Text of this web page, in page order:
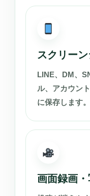
スクリー
LINE、DM、
ル、アカウン
に保存します。
画面録画